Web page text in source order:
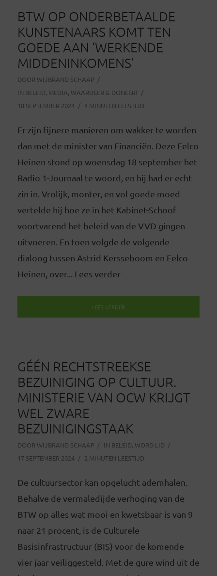
BTW OP ONDERBETAALDE
KUNSTENAARS KOMT TEN
GOEDE AAN ‘WERKENDE
MIDDENINKOMENS’
DOOR WIJBRAND SCHAAP
IN BELEID, MEDIA, WAARDEER & DONEER!
18 SEPTEMBER 2024
4 MINUTEN LEESTIJD
Er zijn fijnere manieren om wakker te worden
dan met de minister van Financiën. Deze Eelco
Heinen stond op woensdag 18 september het
Radio 1-Journaal te woord, en hij had er echt
zin in. Vrolijk, monter, en vol goede moed
vertelde hij hoe ze in het Kabinet-Schoof
voortvarend het beleid van de VVD gingen
uitvoeren. En toen volgde de volgende
dialoog tussen Astrid Kersseboom en Eelco
Heinen, over... Lees verder
LEES VERDER
GÉÉN RECHTSTREEKSE
BEZUINIGING OP CULTUUR.
MINISTERIE VAN OCW KRIJGT
WEL ZWARE
BEZUINIGINGSTAAK
DOOR WIJBRAND SCHAAP IN BELEID, WORD LID
17 SEPTEMBER 2024
2 MINUTEN LEESTIJD
De cultuursector kan opgelucht ademhalen.
Behalve de vermaledijde verhoging van de
BTW op alles wat mooi en kwetsbaar is van 9
naar 21 procent, is de Culturele
Basisinfrastructuur (BIS) voor de komende
vier jaar veiliggesteld. Met de gure wind uit de